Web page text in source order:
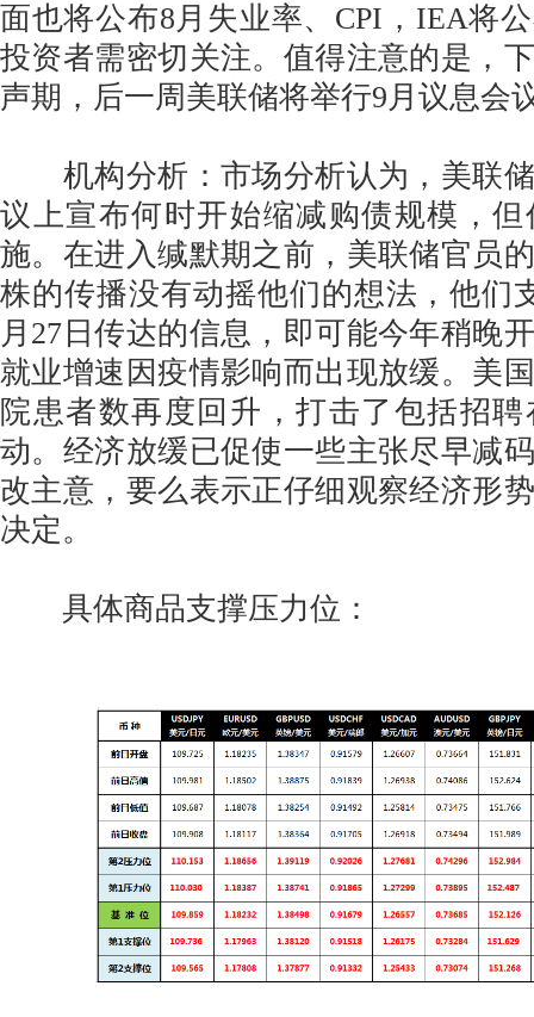
面也将公布8月失业率、CPI，IEA将
投资者需密切关注。值得注意的是，
声期，后一周美联储将举行9月议息会
机构分析：市场分析认为，美联储
议上宣布何时开始缩减购债规模，
施。在进入缄默期之前，美联储官员
株的传播没有动摇他们的想法，他们
月27日传达的信息，即可能今年稍晚
就业增速因疫情影响而出现放缓。美
院患者数再度回升，打击了包括招
动。经济放缓已促使一些主张尽早减
改主意，要么表示正仔细观察经济形
决定。
具体商品支撑压力位：